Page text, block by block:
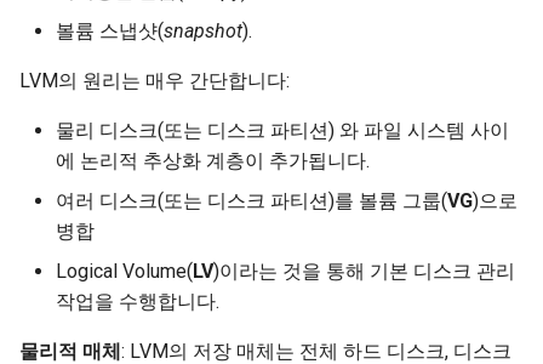
볼륨 스냅샷(snapshot).
LVM의 원리는 매우 간단합니다:
물리 디스크(또는 디스크 파티션) 와 파일 시스템 사이
에 논리적 추상화 계층이 추가됩니다.
여러 디스크(또는 디스크 파티션)를 볼륨 그룹(VG)으로
병합
Logical Volume(LV)이라는 것을 통해 기본 디스크 관리
작업을 수행합니다.
물리적 매체: LVM의 저장 매체는 전체 하드 디스크, 디스크